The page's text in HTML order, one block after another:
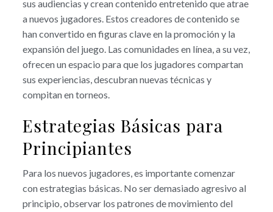
sus audiencias y crean contenido entretenido que atrae
a nuevos jugadores. Estos creadores de contenido se
han convertido en figuras clave en la promoción y la
expansión del juego. Las comunidades en línea, a su vez,
ofrecen un espacio para que los jugadores compartan
sus experiencias, descubran nuevas técnicas y
compitan en torneos.
Estrategias Básicas para
Principiantes
Para los nuevos jugadores, es importante comenzar
con estrategias básicas. No ser demasiado agresivo al
principio, observar los patrones de movimiento del